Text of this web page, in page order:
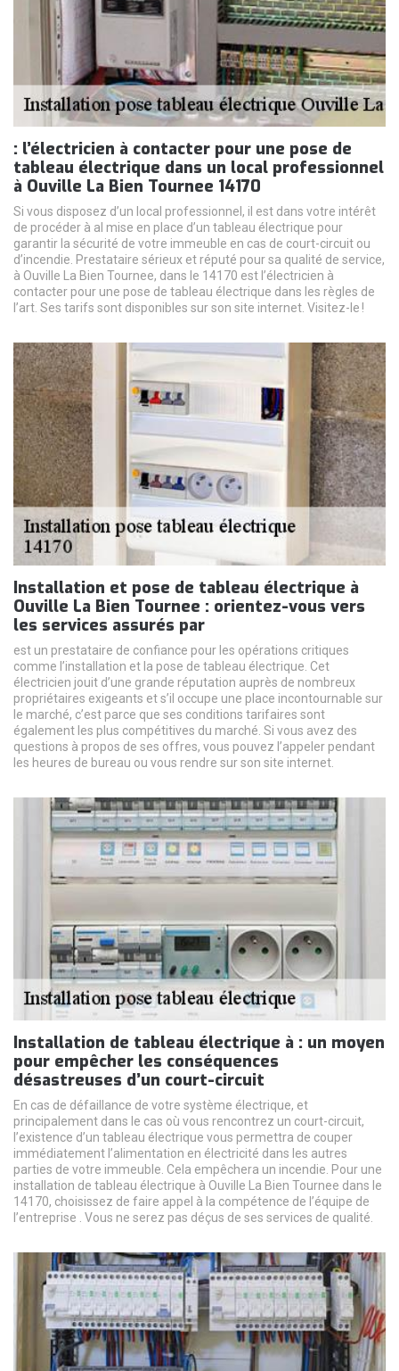
: l’électricien à contacter pour une pose de
tableau électrique dans un local professionnel
à Ouville La Bien Tournee 14170
Si vous disposez d’un local professionnel, il est dans votre intérêt
de procéder à al mise en place d’un tableau électrique pour
garantir la sécurité de votre immeuble en cas de court-circuit ou
d’incendie. Prestataire sérieux et réputé pour sa qualité de service,
à Ouville La Bien Tournee, dans le 14170 est l’électricien à
contacter pour une pose de tableau électrique dans les règles de
l’art. Ses tarifs sont disponibles sur son site internet. Visitez-le !
Installation et pose de tableau électrique à
Ouville La Bien Tournee : orientez-vous vers
les services assurés par
est un prestataire de confiance pour les opérations critiques
comme l’installation et la pose de tableau électrique. Cet
électricien jouit d’une grande réputation auprès de nombreux
propriétaires exigeants et s’il occupe une place incontournable sur
le marché, c’est parce que ses conditions tarifaires sont
également les plus compétitives du marché. Si vous avez des
questions à propos de ses offres, vous pouvez l’appeler pendant
les heures de bureau ou vous rendre sur son site internet.
Installation de tableau électrique à : un moyen
pour empêcher les conséquences
désastreuses d’un court-circuit
En cas de défaillance de votre système électrique, et
principalement dans le cas où vous rencontrez un court-circuit,
l’existence d’un tableau électrique vous permettra de couper
immédiatement l’alimentation en électricité dans les autres
parties de votre immeuble. Cela empêchera un incendie. Pour une
installation de tableau électrique à Ouville La Bien Tournee dans le
14170, choisissez de faire appel à la compétence de l’équipe de
l’entreprise . Vous ne serez pas déçus de ses services de qualité.